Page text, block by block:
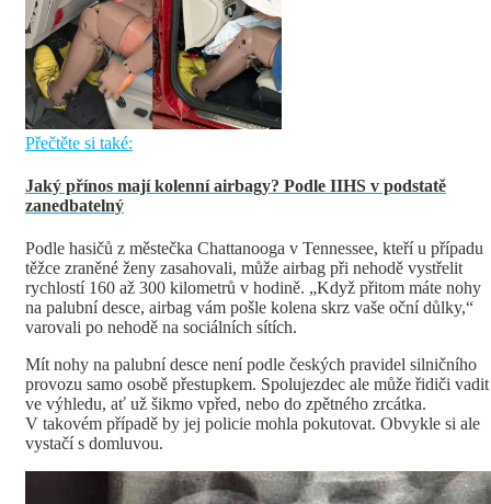
Přečtěte si také:
Jaký přínos mají kolenní airbagy? Podle IIHS v podstatě
zanedbatelný
Podle hasičů z městečka Chattanooga v Tennessee, kteří u případu
těžce zraněné ženy zasahovali, může airbag při nehodě vystřelit
rychlostí 160 až 300 kilometrů v hodině. „Když přitom máte nohy
na palubní desce, airbag vám pošle kolena skrz vaše oční důlky,“
varovali po nehodě na sociálních sítích.
Mít nohy na palubní desce není podle českých pravidel silničního
provozu samo osobě přestupkem. Spolujezdec ale může řidiči vadit
ve výhledu, ať už šikmo vpřed, nebo do zpětného zrcátka.
V takovém případě by jej policie mohla pokutovat. Obvykle si ale
vystačí s domluvou.